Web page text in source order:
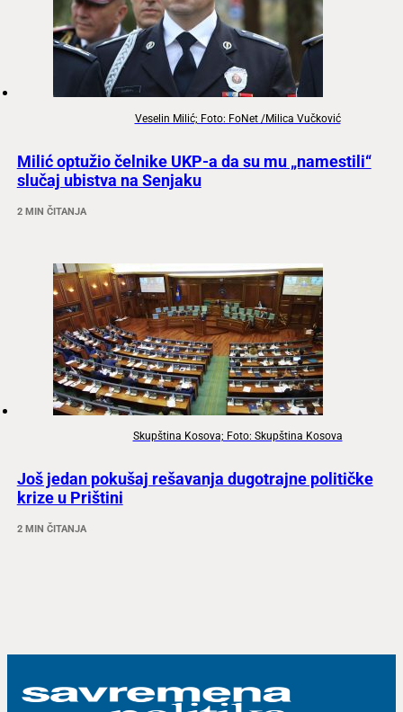
Veselin Milić; Foto: FoNet /Milica Vučković
Milić optužio čelnike UKP-a da su mu „namestili“
slučaj ubistva na Senjaku
2 MIN ČITANJA
Skupština Kosova; Foto: Skupština Kosova
Još jedan pokušaj rešavanja dugotrajne političke
krize u Prištini
2 MIN ČITANJA